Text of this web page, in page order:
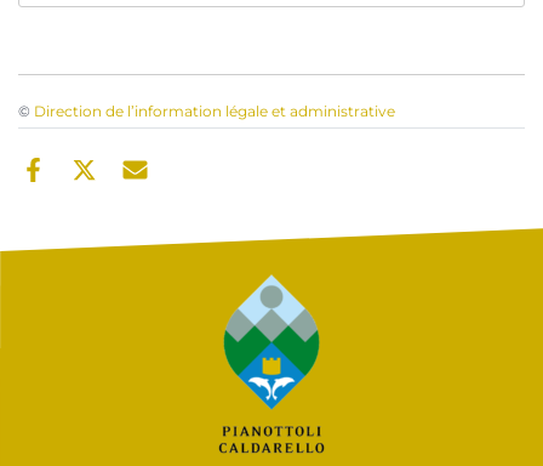
© Direction de l’information légale et administrative